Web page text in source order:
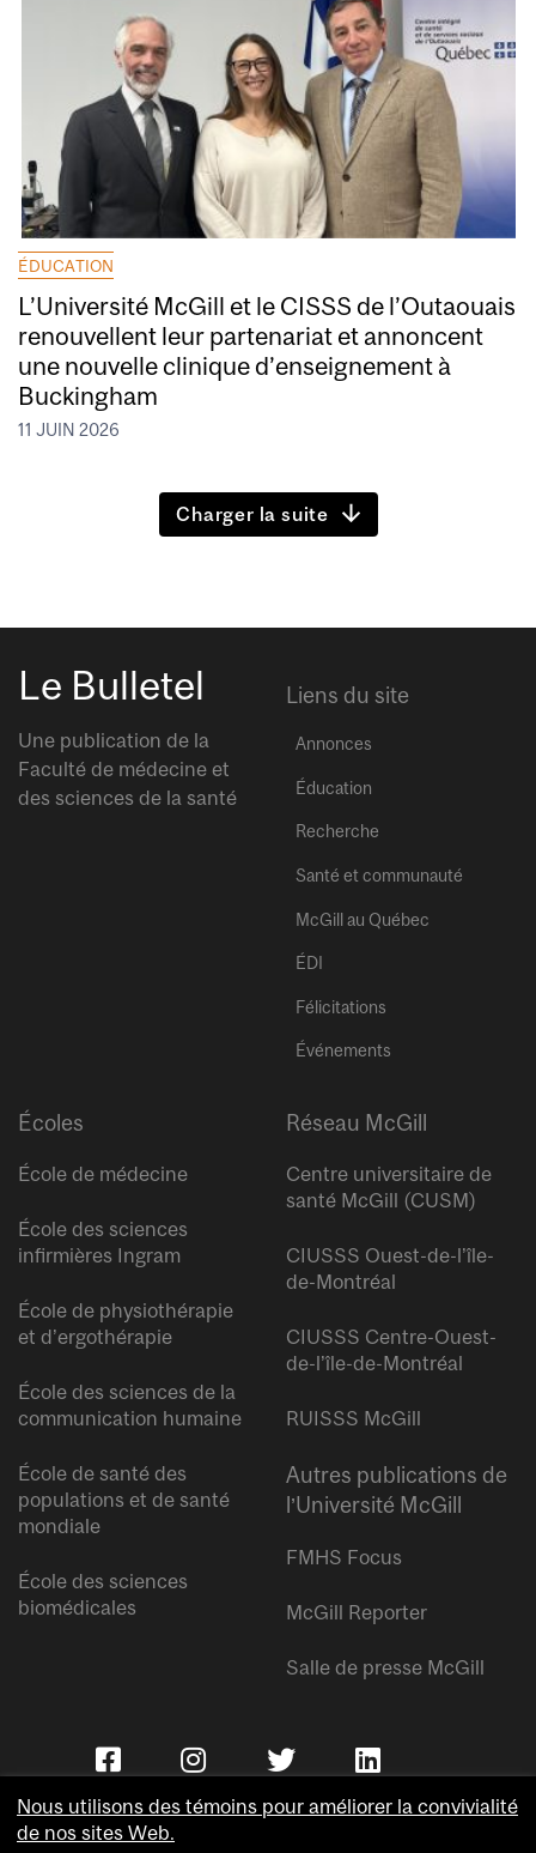
ÉDUCATION
L’Université McGill et le CISSS de l’Outaouais
renouvellent leur partenariat et annoncent
une nouvelle clinique d’enseignement à
Buckingham
11 JUIN 2026
Charger la suite
Le Bulletel
Une publication de la
Faculté de médecine et
des sciences de la santé
Liens du site
Annonces
Éducation
Recherche
Santé et communauté
McGill au Québec
ÉDI
Félicitations
Événements
Écoles
École de médecine
École des sciences
infirmières Ingram
École de physiothérapie
et d’ergothérapie
École des sciences de la
communication humaine
École de santé des
populations et de santé
mondiale
École des sciences
biomédicales
Réseau McGill
Centre universitaire de
santé McGill (CUSM)
CIUSSS Ouest-de-l’île-
de-Montréal
CIUSSS Centre-Ouest-
de-l’île-de-Montréal
RUISSS McGill
Autres publications de
l’Université McGill
FMHS Focus
McGill Reporter
Salle de presse McGill
Nous utilisons des témoins pour améliorer la convivialité
de nos sites Web.